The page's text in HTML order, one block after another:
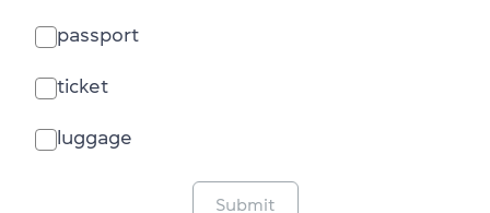
passport
ticket
luggage
Submit